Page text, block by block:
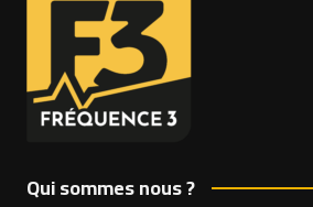
Qui sommes nous ?